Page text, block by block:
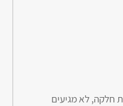
חלקה, לא מגיעים